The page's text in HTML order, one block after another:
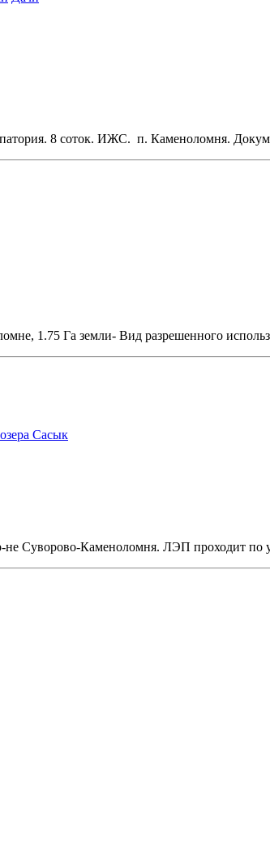
8 соток. ИЖС. п. Каменоломня.
1.75 Га земли- Вид разрешенного
Сасык
не Суворово-Каменоломня. ЛЭП проходит по